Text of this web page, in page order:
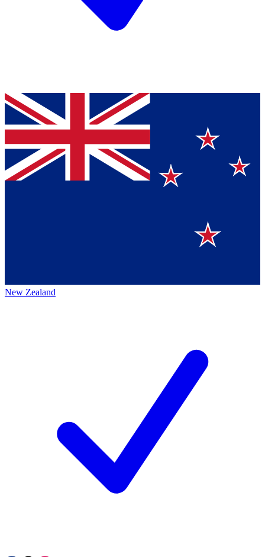
New Zealand